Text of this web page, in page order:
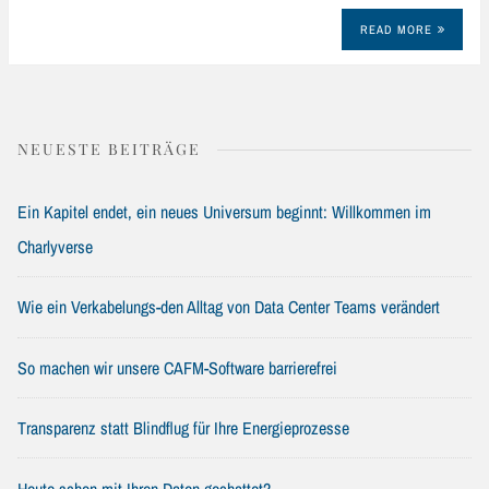
READ MORE
NEUESTE BEITRÄGE
Ein Kapitel endet, ein neues Universum beginnt: Willkommen im
Charlyverse
Wie ein Verkabelungs-den Alltag von Data Center Teams verändert
So machen wir unsere CAFM-Software barrierefrei
Transparenz statt Blindflug für Ihre Energieprozesse